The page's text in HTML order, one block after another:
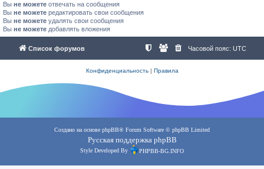
Вы не можете отвечать на сообщения
Вы не можете редактировать свои сообщения
Вы не можете удалять свои сообщения
Вы не можете добавлять вложения
Список форумов Часовой пояс: UTC
Конфиденциальность| Правила
Создано на основе phpBB® Forum Software © phpBB Limited
Русская поддержка phpBB
Style Developed By PHPBB-BG.INFO